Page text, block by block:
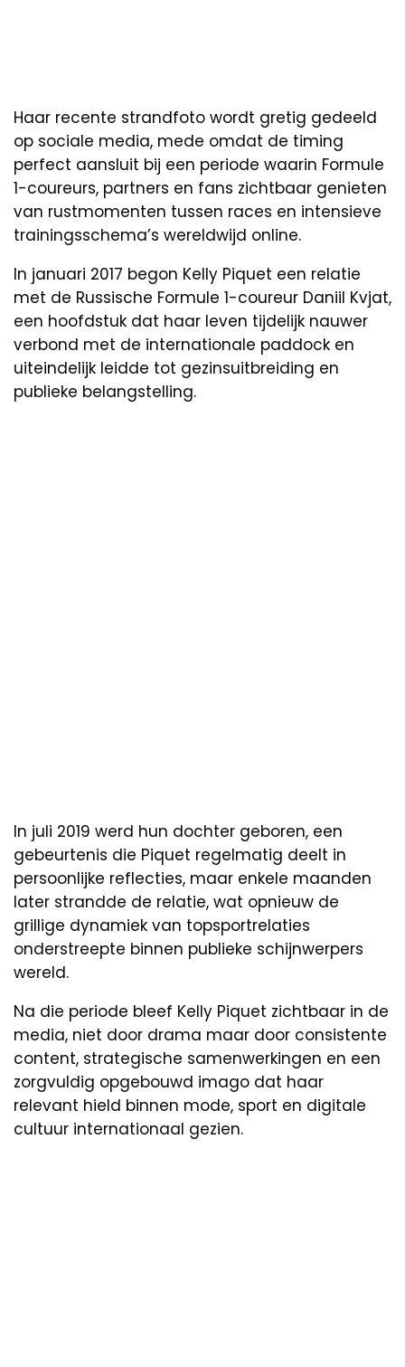
Haar recente strandfoto wordt gretig gedeeld
op sociale media, mede omdat de timing
perfect aansluit bij een periode waarin Formule
1-coureurs, partners en fans zichtbaar genieten
van rustmomenten tussen races en intensieve
trainingsschema’s wereldwijd online.
In januari 2017 begon Kelly Piquet een relatie
met de Russische Formule 1-coureur Daniil Kvjat,
een hoofdstuk dat haar leven tijdelijk nauwer
verbond met de internationale paddock en
uiteindelijk leidde tot gezinsuitbreiding en
publieke belangstelling.
In juli 2019 werd hun dochter geboren, een
gebeurtenis die Piquet regelmatig deelt in
persoonlijke reflecties, maar enkele maanden
later strandde de relatie, wat opnieuw de
grillige dynamiek van topsportrelaties
onderstreepte binnen publieke schijnwerpers
wereld.
Na die periode bleef Kelly Piquet zichtbaar in de
media, niet door drama maar door consistente
content, strategische samenwerkingen en een
zorgvuldig opgebouwd imago dat haar
relevant hield binnen mode, sport en digitale
cultuur internationaal gezien.